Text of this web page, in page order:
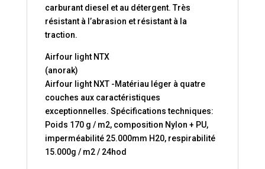
carburant diesel et au détergent. Très
résistant à l’abrasion et résistant à la
traction.
Airfour light NTX
(anorak)
Airfour light NXT -Matériau léger à quatre
couches aux caractéristiques
exceptionnelles. Spécifications techniques:
Poids 170 g / m2, composition Nylon + PU,
imperméabilité 25.000mm H20, respirabilité
15.000g / m2 / 24hod